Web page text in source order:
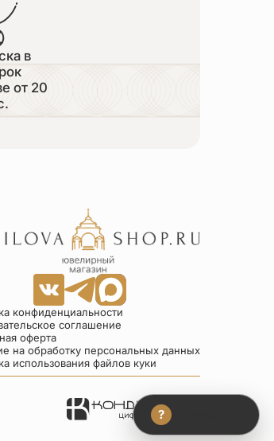
в
от 20
конфиденциальности
соглашение
оферта
на обработку персональных данных
использования файлов куки
? Консультант